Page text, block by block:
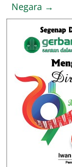
Negara →